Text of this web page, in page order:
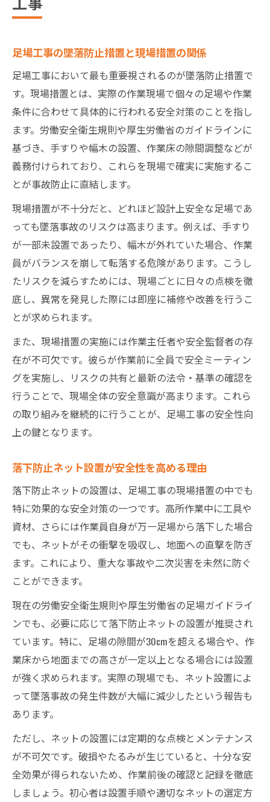
足場工事の墜落防止措置と現場措置の関係
足場工事において最も重要視されるのが墜落防止措置で
す。現場措置とは、実際の作業現場で個々の足場や作業
条件に合わせて具体的に行われる安全対策のことを指し
ます。労働安全衛生規則や厚生労働省のガイドラインに
基づき、手すりや幅木の設置、作業床の隙間調整などが
義務付けられており、これらを現場で確実に実施するこ
とが事故防止に直結します。
現場措置が不十分だと、どれほど設計上安全な足場であ
っても墜落事故のリスクは高まります。例えば、手すり
が一部未設置であったり、幅木が外れていた場合、作業
員がバランスを崩して転落する危険があります。こうし
たリスクを減らすためには、現場ごとに日々の点検を徹
底し、異常を発見した際には即座に補修や改善を行うこ
とが求められます。
また、現場措置の実施には作業主任者や安全監督者の存
在が不可欠です。彼らが作業前に全員で安全ミーティン
グを実施し、リスクの共有と最新の法令・基準の確認を
行うことで、現場全体の安全意識が高まります。これら
の取り組みを継続的に行うことが、足場工事の安全性向
上の鍵となります。
落下防止ネット設置が安全性を高める理由
落下防止ネットの設置は、足場工事の現場措置の中でも
特に効果的な安全対策の一つです。高所作業中に工具や
資材、さらには作業員自身が万一足場から落下した場合
でも、ネットがその衝撃を吸収し、地面への直撃を防ぎ
ます。これにより、重大な事故や二次災害を未然に防ぐ
ことができます。
現在の労働安全衛生規則や厚生労働省の足場ガイドライ
ンでも、必要に応じて落下防止ネットの設置が推奨され
ています。特に、足場の隙間が30cmを超える場合や、作
業床から地面までの高さが一定以上となる場合には設置
が強く求められます。実際の現場でも、ネット設置によ
って墜落事故の発生件数が大幅に減少したという報告も
あります。
ただし、ネットの設置には定期的な点検とメンテナンス
が不可欠です。破損やたるみが生じていると、十分な安
全効果が得られないため、作業前後の確認と記録を徹底
しましょう。初心者は設置手順や適切なネットの選定方